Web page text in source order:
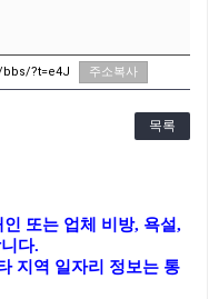
?t=e4J 주소복사
목록
또는 업체 비방, 욕설,
다.
역 일자리 정보는 통